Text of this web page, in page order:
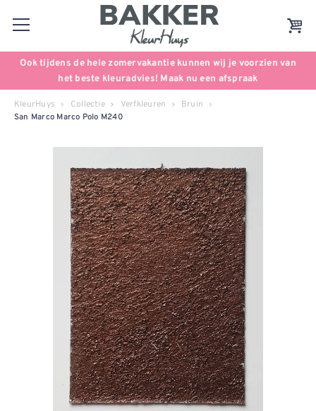
Ook tijdens de hele zomervakantie kunnen wij je voorzien van
het beste kleuradvies! Maak nu een afspraak
KleurHuys Collectie Verfkleuren Bruin
San Marco Marco Polo M240